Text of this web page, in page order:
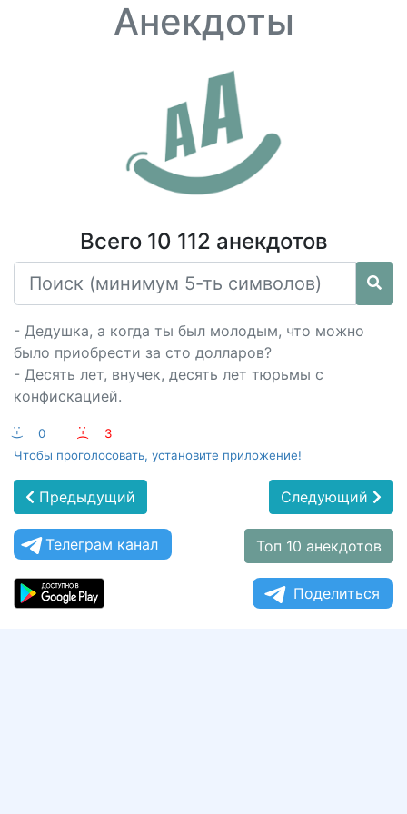
Анекдоты
Всего 10 112 анекдотов
- Дедушка, а когда ты был молодым, что можно
было приобрести за сто долларов?
- Десять лет, внучек, десять лет тюрьмы с
конфискацией.
:-) 0 :-(
3
Чтобы проголосовать, установите приложение!
Предыдущий Следующий
Телеграм канал Топ 10 анекдотов
Поделиться